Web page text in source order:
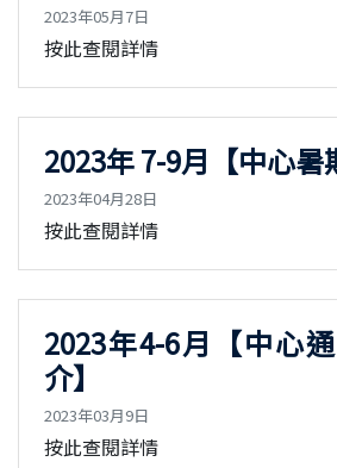
2023年05月7日
按此查閱詳情
2023年 7-9月【中心暑
2023年04月28日
按此查閱詳情
2023年4-6月【中心
介】
2023年03月9日
按此查閱詳情